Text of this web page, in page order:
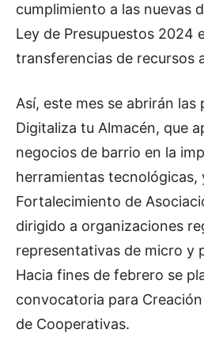
cumplimiento a las nuevas
Ley de Presupuestos 2024
transferencias de recursos
Así, este mes se abrirán las
Digitaliza tu Almacén, que
negocios de barrio en la
herramientas tecnológicas,
Fortalecimiento de
dirigido a organizaciones
representativas de micro y
Hacia fines de febrero se
convocatoria para
de Cooperativas.